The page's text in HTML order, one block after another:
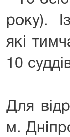
року).
які
10
Для
м.